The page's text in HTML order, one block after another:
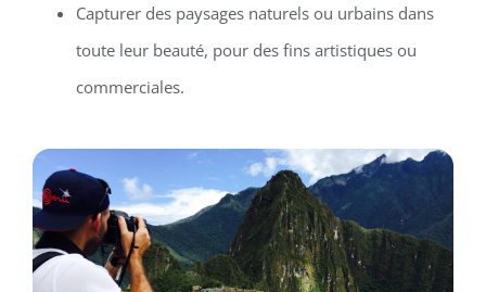
Capturer des paysages naturels ou urbains dans
toute leur beauté, pour des fins artistiques ou
commerciales.